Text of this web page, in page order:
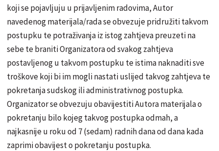
koji se pojavljuju u prijavljenim radovima, Autor
navedenog materijala/rada se obvezuje pridružiti takvom
postupku te potraživanja iz istog zahtjeva preuzeti na
sebe te braniti Organizatora od svakog zahtjeva
postavljenog u takvom postupku te istima naknaditi sve
troškove koji bi im mogli nastati uslijed takvog zahtjeva te
pokretanja sudskog ili administrativnog postupka.
Organizator se obvezuju obavijestiti Autora materijala o
pokretanju bilo kojeg takvog postupka odmah, a
najkasnije u roku od 7 (sedam) radnih dana od dana kada
zaprimi obavijest o pokretanju postupka.